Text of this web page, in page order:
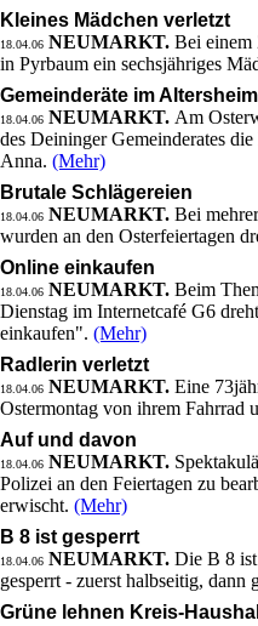
Kleines Mädchen verletzt
18.04.06 NEUMARKT. Bei einem
in Pyrbaum ein sechsjähriges
Gemeinderäte im Altersheim
18.04.06 NEUMARKT. Am
des Deininger Gemeinderates
Anna. (Mehr)
Brutale Schlägereien
18.04.06 NEUMARKT. Bei
wurden an den Osterfeiertagen
Online einkaufen
18.04.06 NEUMARKT. Beim
Dienstag im Internetcafé G6
einkaufen". (Mehr)
Radlerin verletzt
18.04.06 NEUMARKT. Eine
Ostermontag von ihrem Fahrrad
Auf und davon
18.04.06 NEUMARKT.
Polizei an den Feiertagen zu
erwischt. (Mehr)
B 8 ist gesperrt
18.04.06 NEUMARKT. Die B 8
gesperrt - zuerst halbseitig, dann
Grüne lehnen Kreis-